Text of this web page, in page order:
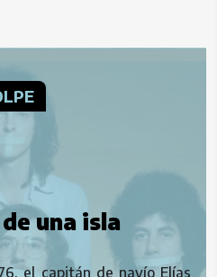
una isla
el capitán de navío Elías